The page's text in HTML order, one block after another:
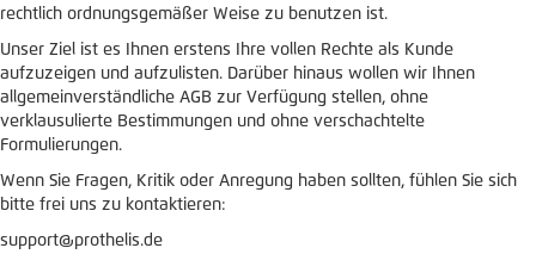
rechtlich ordnungsgemäßer Weise zu benutzen ist.
Unser Ziel ist es Ihnen erstens Ihre vollen Rechte als Kunde
aufzuzeigen und aufzulisten. Darüber hinaus wollen wir Ihnen
allgemeinverständliche AGB zur Verfügung stellen, ohne
verklausulierte Bestimmungen und ohne verschachtelte
Formulierungen.
Wenn Sie Fragen, Kritik oder Anregung haben sollten, fühlen Sie sich
bitte frei uns zu kontaktieren:
support@prothelis.de